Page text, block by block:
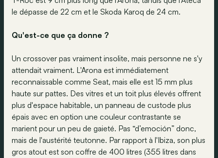
le dépasse de 22 cm et le Skoda Karoq de 24 cm.
Qu'est-ce que ça donne ?
Un crossover pas vraiment insolite, mais personne ne s'y
attendait vraiment. L'Arona est immédiatement
reconnaissable comme Seat, mais elle est 15 mm plus
haute sur pattes. Des vitres et un toit plus élevés offrent
plus d'espace habitable, un panneau de custode plus
épais avec en option une couleur contrastante se
marient pour un peu de gaieté. Pas “d’emoción” donc,
mais de l'austérité teutonne. Par rapport à l'Ibiza, son plus
gros atout est son coffre de 400 litres (355 litres dans